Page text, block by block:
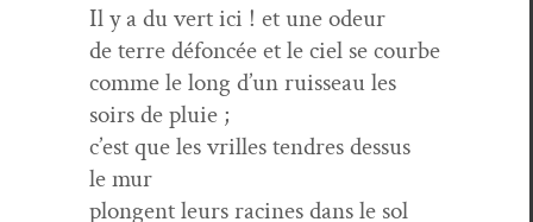
Il y a du vert ici ! et une odeur
de terre défon­cée et le ciel se courbe
comme le long d’un ruis­seau les
soirs de pluie ;
c’est que les vrilles ten­dres dessus
le mur
plon­gent leurs racines dans le sol